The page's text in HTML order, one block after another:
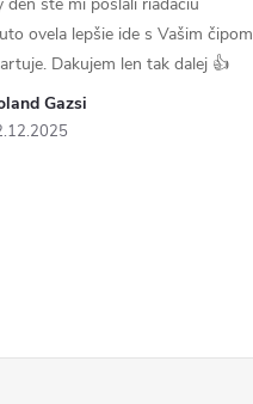
Gazsi
ste mi poslali riadaciu
ovela lepšie ide s Vašim čipom
Dakujem len tak dalej 👍